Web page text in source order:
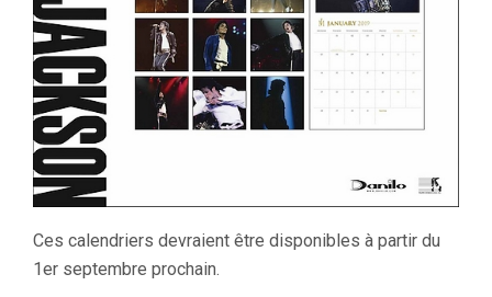
Ces calendriers devraient être disponibles à partir du
1er septembre prochain.